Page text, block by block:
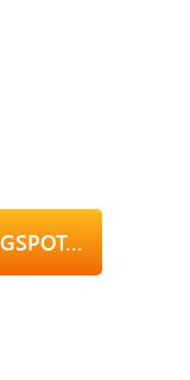
VISITE FR-HUMOUR.BLOGSPOT.FR